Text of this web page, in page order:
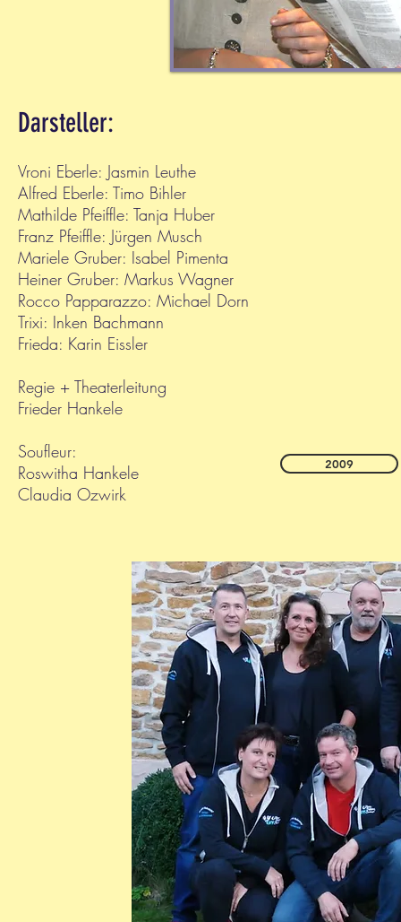
Darsteller:
Vroni Eberle: Jasmin Leuthe
Alfred Eberle: Timo Bihler
Mathilde Pfeiffle: Tanja Huber
Franz Pfeiffle: Jürgen Musch
Mariele Gruber: Isabel Pimenta
Heiner Gruber: Markus Wagner
Rocco Papparazzo: Michael Dorn
Trixi: Inken Bachmann
Frieda: Karin Eissler
Regie + Theaterleitung
Frieder Hankele
Soufleur:
Roswitha Hankele
Claudia Ozwirk
2009